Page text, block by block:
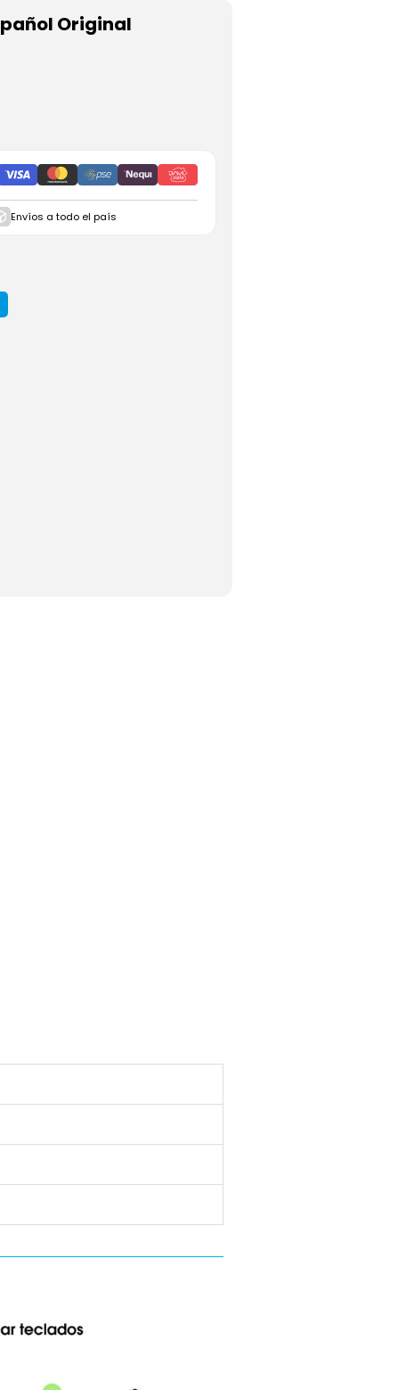
Original
Envíos a todo el país